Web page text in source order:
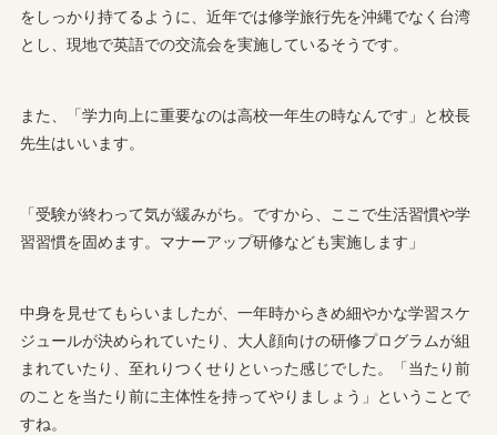
をしっかり持てるように、近年では修学旅行先を沖縄でなく台湾
とし、現地で英語での交流会を実施しているそうです。
また、「学力向上に重要なのは高校一年生の時なんです」と校長
先生はいいます。
「受験が終わって気が緩みがち。ですから、ここで生活習慣や学
習習慣を固めます。マナーアップ研修なども実施します」
中身を見せてもらいましたが、一年時からきめ細やかな学習スケ
ジュールが決められていたり、大人顔向けの研修プログラムが組
まれていたり、至れりつくせりといった感じでした。「当たり前
のことを当たり前に主体性を持ってやりましょう」ということで
すね。